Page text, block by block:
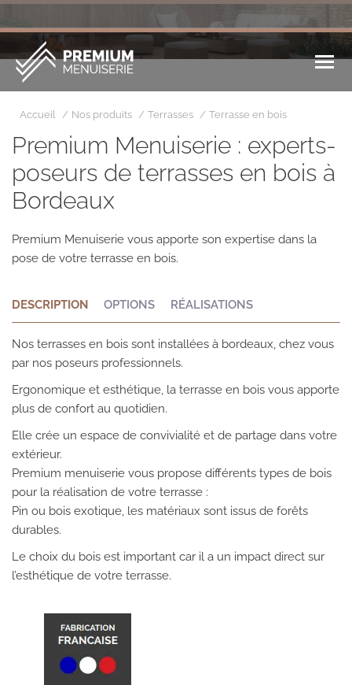
Vous êtes ici :
Accueil Nos produits Terrasses Terrasse en bois
Premium Menuiserie : experts-
poseurs de terrasses en bois à
Bordeaux
Premium Menuiserie vous apporte son expertise dans la
pose de votre terrasse en bois.
DESCRIPTION OPTIONS RÉALISATIONS
Nos terrasses en bois sont installées à bordeaux, chez vous
par nos poseurs professionnels.
Ergonomique et esthétique, la terrasse en bois vous apporte
plus de confort au quotidien.
Elle crée un espace de convivialité et de partage dans votre
extérieur.
Premium menuiserie vous propose différents types de bois
pour la réalisation de votre terrasse :
Pin ou bois exotique, les matériaux sont issus de forêts
durables.
Le choix du bois est important car il a un impact direct sur
l’esthétique de votre terrasse.